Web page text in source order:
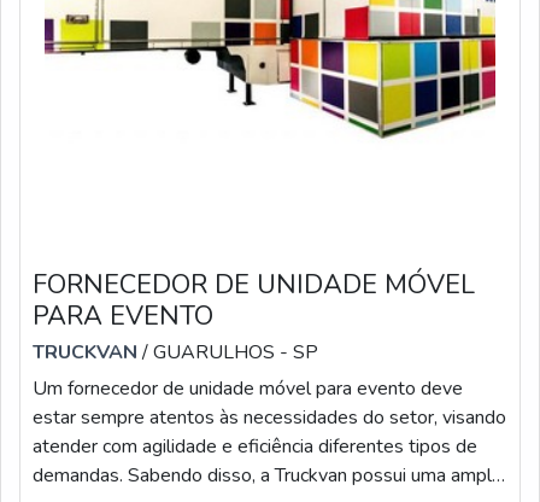
FORNECEDOR DE UNIDADE MÓVEL
PARA EVENTO
TRUCKVAN/ GUARULHOS - SP
Um fornecedor de unidade móvel para evento deve
estar sempre atentos às necessidades do setor, visando
atender com agilidade e eficiência diferentes tipos de
demandas. Sabendo disso, a Truckvan possui uma ampla